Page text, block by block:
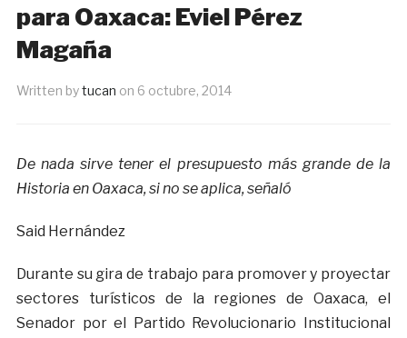
para Oaxaca: Eviel Pérez
Magaña
Written bytucan on 6 octubre, 2014
De nada sirve tener el presupuesto más grande de la
Historia en Oaxaca, si no se aplica, señaló
Said Hernández
Durante su gira de trabajo para promover y proyectar
sectores turísticos de la regiones de Oaxaca, el
Senador por el Partido Revolucionario Institucional